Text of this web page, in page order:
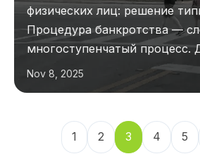
физических лиц: решение
Процедура банкротства —
многоступенчатый процесс.
Nov 8, 2025
1 2 3 4 5